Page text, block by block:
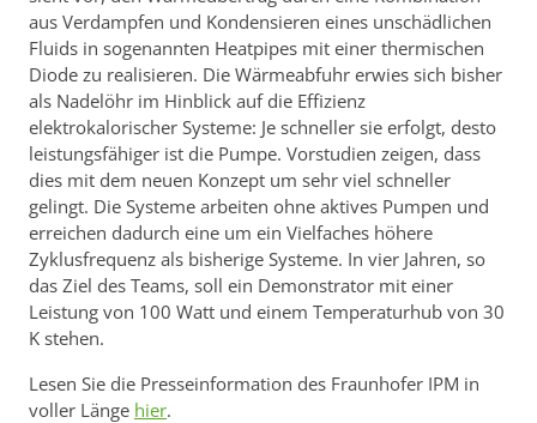
aus Verdampfen und Kondensieren eines unschädlichen
Fluids in sogenannten Heatpipes mit einer thermischen
Diode zu realisieren. Die Wärmeabfuhr erwies sich bisher
als Nadelöhr im Hinblick auf die Effizienz
elektrokalorischer Systeme: Je schneller sie erfolgt, desto
leistungsfähiger ist die Pumpe. Vorstudien zeigen, dass
dies mit dem neuen Konzept um sehr viel schneller
gelingt. Die Systeme arbeiten ohne aktives Pumpen und
erreichen dadurch eine um ein Vielfaches höhere
Zyklusfrequenz als bisherige Systeme. In vier Jahren, so
das Ziel des Teams, soll ein Demonstrator mit einer
Leistung von 100 Watt und einem Temperaturhub von 30
K stehen.
Lesen Sie die Presseinformation des Fraunhofer IPM in
voller Länge hier.